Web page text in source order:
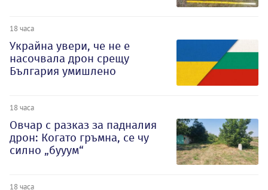
18 часа
Украйна увери, че не е
насочвала дрон срещу
България умишлено
18 часа
Овчар с разказ за падналия
дрон: Когато гръмна, се чу
силно „бууум“
18 часа